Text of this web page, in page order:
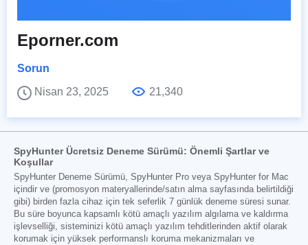
Eporner.com
Sorun
Nisan 23, 2025
21,340
SpyHunter Ücretsiz Deneme Sürümü: Önemli Şartlar ve
Koşullar
SpyHunter Deneme Sürümü, SpyHunter Pro veya SpyHunter for Mac
içindir ve (promosyon materyallerinde/satın alma sayfasında belirtildiği
gibi) birden fazla cihaz için tek seferlik 7 günlük deneme süresi sunar.
Bu süre boyunca kapsamlı kötü amaçlı yazılım algılama ve kaldırma
işlevselliği, sisteminizi kötü amaçlı yazılım tehditlerinden aktif olarak
korumak için yüksek performanslı koruma mekanizmaları ve